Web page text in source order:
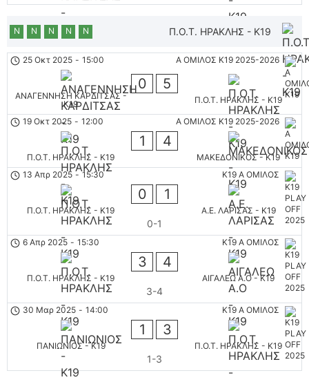
Π.Ο.Τ. ΗΡΑΚΛΗΣ - K19
Ν Ν Ν Ν Ν
Α ΟΜΙΛΟΣ Κ19 2025-2026
25 Οκτ 2025 - 15:00
ΑΝΑΓΕΝΝΗΣΗ ΚΑΡΔΙΤΣΑΣ -
Κ19
0 5
Π.Ο.Τ. ΗΡΑΚΛΗΣ - K19
Α ΟΜΙΛΟΣ Κ19 2025-2026
19 Οκτ 2025 - 12:00
Π.Ο.Τ. ΗΡΑΚΛΗΣ - K19
1 4
ΜΑΚΕΔΟΝΙΚΟΣ - K19
K19 Α ΟΜΙΛΟΣ
13 Απρ 2025 - 15:30
Π.Ο.Τ. ΗΡΑΚΛΗΣ - K19
0 1
Α.Ε. ΛΑΡΙΣΑΣ - K19
0-1
K19 Α ΟΜΙΛΟΣ
6 Απρ 2025 - 15:30
Π.Ο.Τ. ΗΡΑΚΛΗΣ - K19
3 4
ΑΙΓΑΛΕΩ A.O - K19
3-4
K19 Α ΟΜΙΛΟΣ
30 Μαρ 2025 - 14:00
ΠΑΝΙΩΝΙΟΣ - K19
1 3
Π.Ο.Τ. ΗΡΑΚΛΗΣ - K19
1-3